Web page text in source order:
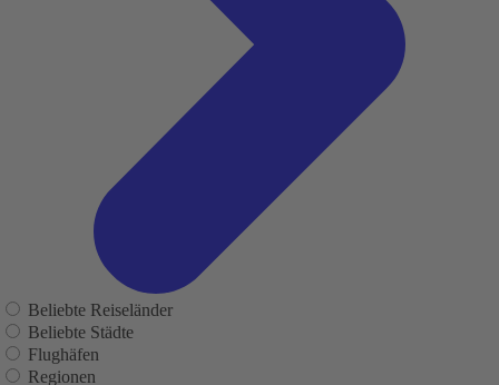
Beliebte Reiseländer
Beliebte Städte
Flughäfen
Regionen